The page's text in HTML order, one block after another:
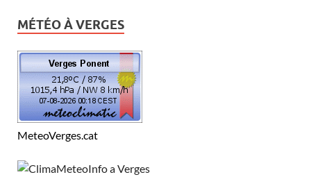
MÉTÉO À VERGES
MeteoVerges.cat